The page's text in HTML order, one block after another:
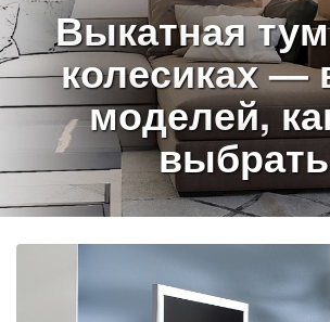
Выкатная
колесиках —
моделей,
выбрать